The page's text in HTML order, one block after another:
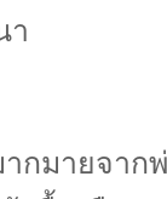
า
ากมายจา